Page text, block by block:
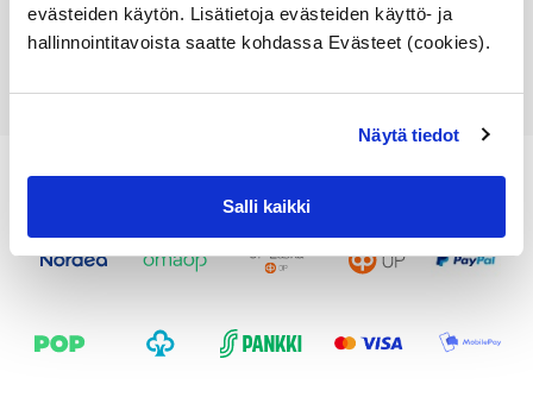
evästeiden käytön. Lisätietoja evästeiden käyttö- ja
hallinnointitavoista saatte kohdassa Evästeet (cookies).
Näytä tiedot
Salli kaikki
Lisää ostoskoriin
Katso osan tiedot